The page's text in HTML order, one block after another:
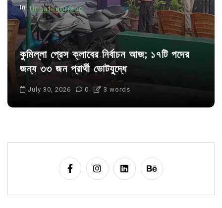
In Uncategorized
কুমিল্লা প্রেস ক্লাবের নির্বাচন আজ; ১৭টি পদের
জন্য ৩৩ জন প্রার্থী ভোটযুদ্ধে
July 30, 2026 0 3 words